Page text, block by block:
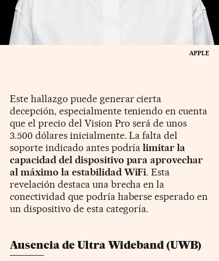
APPLE
Este hallazgo puede generar cierta
decepción, especialmente teniendo en cuenta
que el precio del Vision Pro será de unos
3.500 dólares inicialmente. La falta del
soporte indicado antes podríalimitar la
capacidad del dispositivo para aprovechar
al máximo la estabilidad WiFi. Esta
revelación destaca una brecha en la
conectividad que podría haberse esperado en
un dispositivo de esta categoría.
Ausencia de Ultra Wideband (UWB)